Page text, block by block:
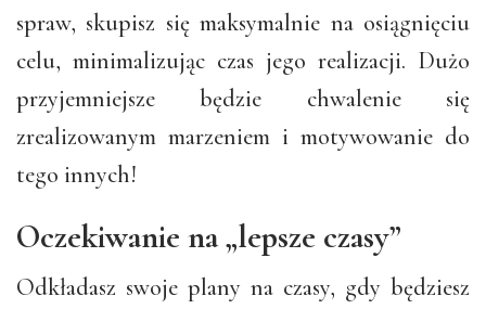
spraw, skupisz się maksymalnie na osiągnięciu
celu, minimalizując czas jego realizacji. Dużo
przyjemniejsze będzie chwalenie się
zrealizowanym marzeniem i motywowanie do
tego innych!
Oczekiwanie na „lepsze czasy”
Odkładasz swoje plany na czasy, gdy będziesz